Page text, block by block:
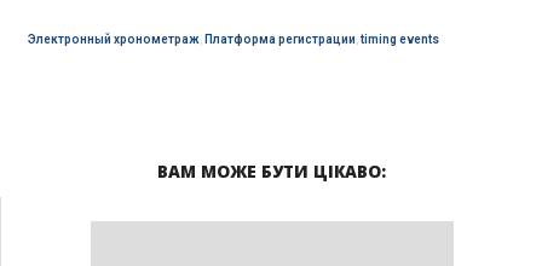
Электронный хронометраж, Платформа регистрации timing events
ВАМ МОЖЕ БУТИ ЦІКАВО: